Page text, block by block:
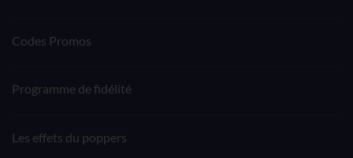
Codes Promos
Programme de fidélité
Les effets du poppers